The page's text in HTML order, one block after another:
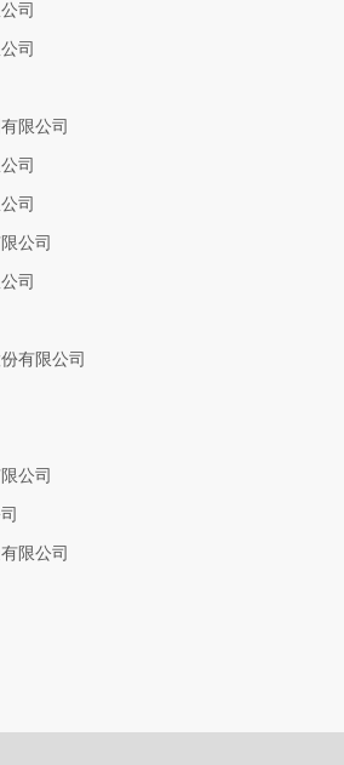
司
司
限公司
司
司
公司
司
有限公司
公司
限公司